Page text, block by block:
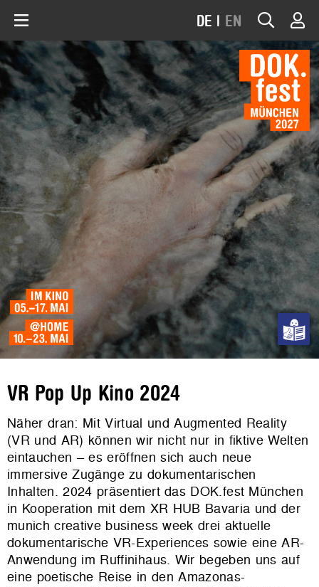
DE | EN
VR Pop Up Kino 2024
Näher dran: Mit Virtual und Augmented Reality
(VR und AR) können wir nicht nur in fiktive Welten
eintauchen – es eröffnen sich auch neue
immersive Zugänge zu dokumentarischen
Inhalten. 2024 präsentiert das DOK.fest München
in Kooperation mit dem XR HUB Bavaria und der
munich creative business week drei aktuelle
dokumentarische VR-Experiences sowie eine AR-
Anwendung im Ruffinihaus. Wir begeben uns auf
eine poetische Reise in den Amazonas-